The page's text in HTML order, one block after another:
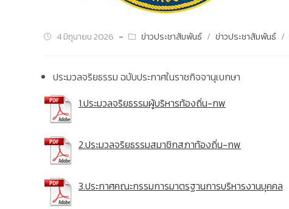
4 มิถุนายน 2026 ข่าวประชาสัมพันธ์ / ข่าวประชาสัมพันธ์ /
ประมวลจริยธรรม ฉบับประกาศในราชกิจจานุเบกษา
1.ประมวลจริยธรรมผู้บริหารท้องถิ่น-กพ
2.ประมวลจริยธรรมสมาชิกสภาท้องถิ่น-กพ
3.ประกาศคณะกรรมการมาตรฐานการบริหารงานบุคคล